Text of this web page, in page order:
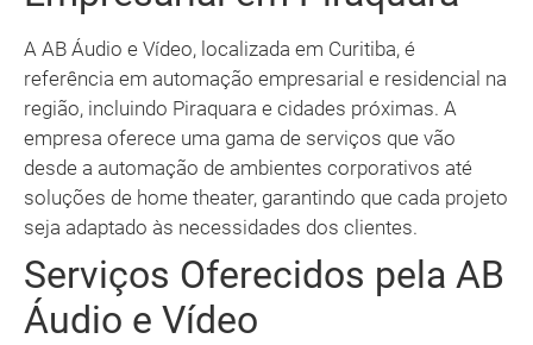
A AB Áudio e Vídeo, localizada em Curitiba, é
referência em automação empresarial e residencial na
região, incluindo Piraquara e cidades próximas. A
empresa oferece uma gama de serviços que vão
desde a automação de ambientes corporativos até
soluções de home theater, garantindo que cada projeto
seja adaptado às necessidades dos clientes.
Serviços Oferecidos pela AB
Áudio e Vídeo